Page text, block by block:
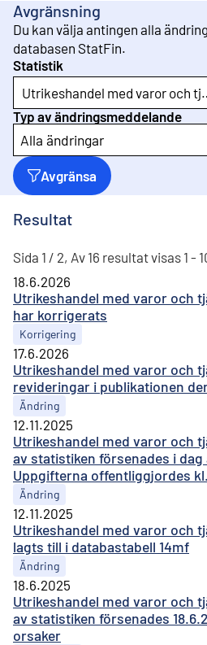
Avgränsning
Du kan välja antingen alla
databasen StatFin.
Statistik
Typ av ändringsmeddelande
Alla ändringar
Avgränsa
Resultat
Sida 1 / 2, Av 16 resultat visas 1 -
Utrikeshandel med varor och
har korrigerats
18.6.2026
Korrigering
Utrikeshandel med varor och
revideringar i publikationen
17.6.2026
Ändring
Utrikeshandel med varor och
av statistiken försenades i
Uppgifterna offentliggjordes
12.11.2025
Ändring
Utrikeshandel med varor och
lagts till i databastabell 14mf
12.11.2025
Ändring
Utrikeshandel med varor och
av statistiken försenades
orsaker
18.6.2025